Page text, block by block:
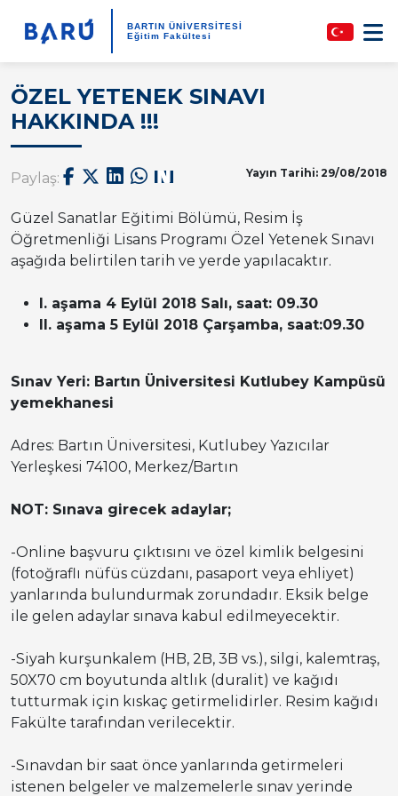
BARTIN ÜNİVERSİTESİ
Eğitim Fakültesi
ÖZEL YETENEK SINAVI
HAKKINDA !!!
Paylaş: Yayın Tarihi: 29/08/2018
Güzel Sanatlar Eğitimi Bölümü, Resim İş
Öğretmenliği Lisans Programı Özel Yetenek Sınavı
aşağıda belirtilen tarih ve yerde yapılacaktır.
I. aşama 4 Eylül 2018 Salı, saat: 09.30
II. aşama 5 Eylül 2018 Çarşamba, saat:09.30
Sınav Yeri: Bartın Üniversitesi Kutlubey Kampüsü
yemekhanesi
Adres: Bartın Üniversitesi, Kutlubey Yazıcılar
Yerleşkesi 74100, Merkez/Bartın
NOT: Sınava girecek adaylar;
-Online başvuru çıktısını ve özel kimlik belgesini
(fotoğraflı nüfüs cüzdanı, pasaport veya ehliyet)
yanlarında bulundurmak zorundadır. Eksik belge
ile gelen adaylar sınava kabul edilmeyecektir.
-Siyah kurşunkalem (HB, 2B, 3B vs.), silgi, kalemtraş,
50X70 cm boyutunda altlık (duralit) ve kağıdı
tutturmak için kıskaç getirmelidirler. Resim kağıdı
Fakülte tarafından verilecektir.
-Sınavdan bir saat önce yanlarında getirmeleri
istenen belgeler ve malzemelerle sınav yerinde